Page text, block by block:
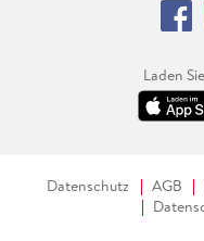
Laden
Datenschutz AGB